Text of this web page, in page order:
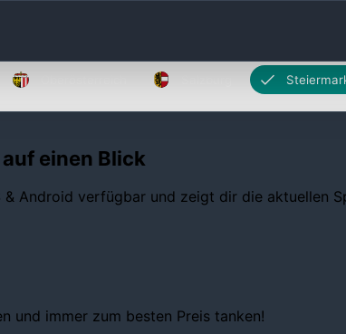
einen Blick
Android verfügbar und zeigt dir die aktuellen
und immer zum besten Preis tanken!